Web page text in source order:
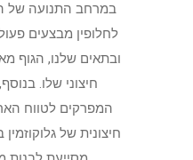
במרחב התנועה של
לחלופין מבצעים
ובתאים שלנו, הגוף
חיצוני שלו.
המפרקים לטווח